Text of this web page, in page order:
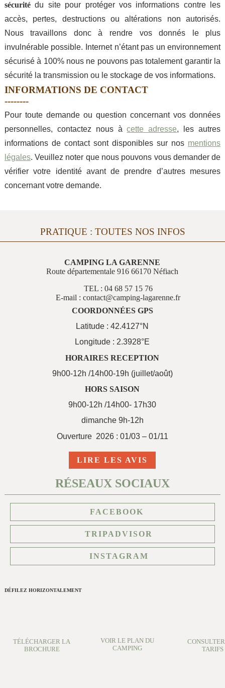
sécuritédu site pour protéger vos informations contre les
accès, pertes, destructions ou altérations non autorisés.
Nous travaillons donc à rendre vos donnés le plus
invulnérable possible. Internet n’étant pas un environnement
sécurisé à 100% nous ne pouvons pas totalement garantir la
sécurité la transmission ou le stockage de vos informations.
INFORMATIONS DE CONTACT
Pour toute demande ou question concernant vos données
personnelles, contactez nous àcette adresse, les autres
informations de contact sont disponibles sur nos mentions
légales. Veuillez noter que nous pouvons vous demander de
vérifier votre identité avant de prendre d’autres mesures
concernant votre demande.
PRATIQUE : TOUTES NOS INFOS
CAMPING LA GARENNE
Route départementale 916 66170 Néfiach
TEL : 04 68 57 15 76
E-mail : contact@camping-lagarenne.fr
COORDONNÉES GPS
Latitude : 42.4127°N
Longitude : 2.3928°E
HORAIRES RECEPTION
9h00-12h /14h00-19h (juillet/août)
HORS SAISON
9h00-12h /14h00- 17h30
dimanche 9h-12h
Ouverture 2026 : 01/03 – 01/11
LIRE LES AVIS
RÉSEAUX SOCIAUX
FACEBOOK
TRIPADVISOR
INSTAGRAM
DÉFILEZ HORIZONTALEMENT
TÉLÉCHARGER LA
BROCHURE
VOIR LE PLAN DU
CAMPING
TARIFS